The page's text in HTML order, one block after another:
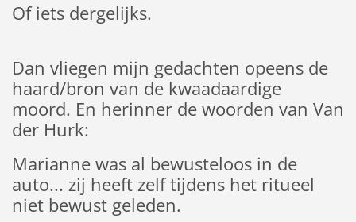
Of iets dergelijks.
Dan vliegen mijn gedachten opeens de
haard/bron van de kwaadaardige
moord. En herinner de woorden van Van
der Hurk:
Marianne was al bewusteloos in de
auto... zij heeft zelf tijdens het ritueel
niet bewust geleden.